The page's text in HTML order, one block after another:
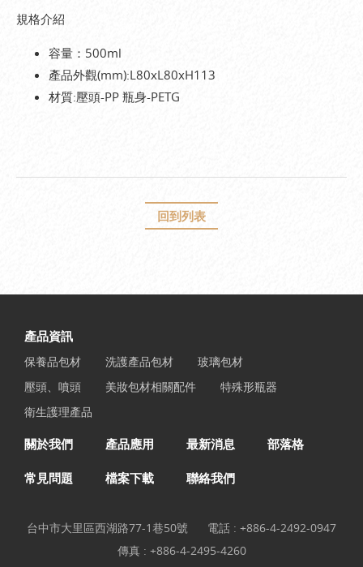
規格介紹
容量：500ml
產品外觀(mm):L80xL80xH113
材質:壓頭-PP 瓶身-PETG
回到列表
產品資訊
保養品包材 洗護產品包材
玻璃包材
壓頭、噴頭
美妝包材相關配件
特殊形瓶器
衛生護理產品
關於我們 產品應用 最新消息 部落格
常見問題 檔案下載 聯絡我們
台中市大里區西湖路77-1巷50號 電話 : +886-4-2492-0947
傳真 : +886-4-2495-4260